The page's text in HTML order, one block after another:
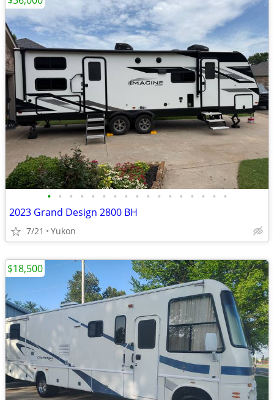
• • • • • • • • • • • • • • • • •
2023 Grand Design 2800 BH
7/21 Yukon
$18,500